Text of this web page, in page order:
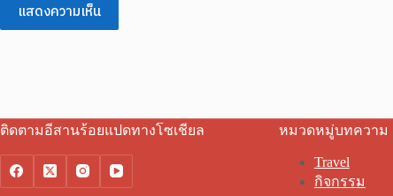
แสดงความเห็น
ติดตามอีสานร้อยแปดทางโซเชียล หมวดหมู่บทความ
Travel
กิจกรรม